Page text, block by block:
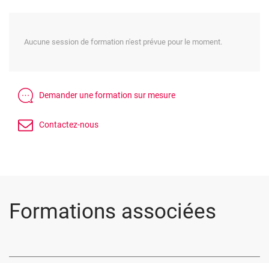
Aucune session de formation n'est prévue pour le moment.
Formations associées